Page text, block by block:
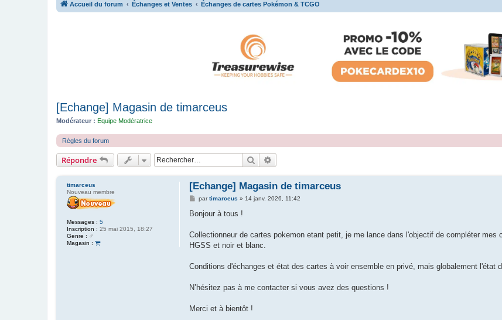
Accueil du forum Échanges et Ventes Échanges de cartes Pokémon & TCGO
[Echange] Magasin de timarceus
Modérateur : Equipe Modératrice
Règles du forum
Répondre Rechercher
timarceus
Nouveau membre
Messages : 5
Inscription : 25 mai 2015, 18:27
Genre : ♂️
Magasin :
[Echange] Magasin de timarceus
M
s
g
partimarceus » 14 janv. 2026, 11:42
Bonjour à tous !
Collectionneur de cartes pokemon etant petit, je me lance dans l'objectif de compléter
HGSS et noir et blanc.
Conditions d'échanges et état des cartes à voir ensemble en privé, mais globalement
N’hésitez pas à me contacter si vous avez des questions !
Merci et à bientôt !